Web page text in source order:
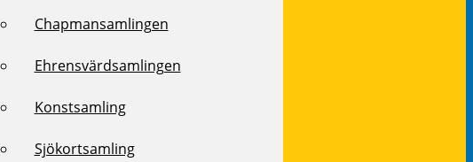
Chapmansamlingen
Ehrensvärdsamlingen
Konstsamling
Sjökortsamling